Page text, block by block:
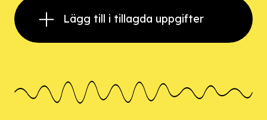
Lägg till i tillagda uppgifter